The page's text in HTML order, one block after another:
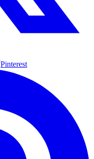
Pinterest